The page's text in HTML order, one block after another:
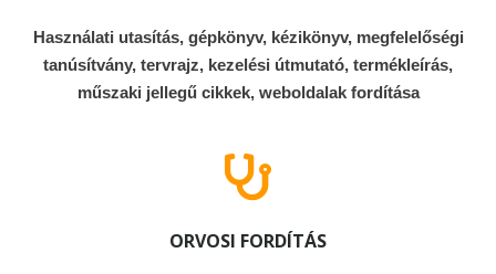
Használati utasítás, gépkönyv, kézikönyv, megfelelőségi
tanúsítvány, tervrajz, kezelési útmutató, termékleírás,
műszaki jellegű cikkek, weboldalak fordítása
ORVOSI FORDÍTÁS